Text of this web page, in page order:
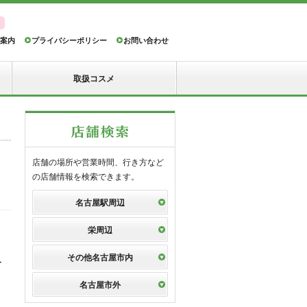
内 プライバシーポリシー お問い合わせ
取扱コスメ
店舗の場所や営業時間、行き方など
の店舗情報を検索できます。
名古屋駅周辺
栄周辺
その他名古屋市内
名古屋市外